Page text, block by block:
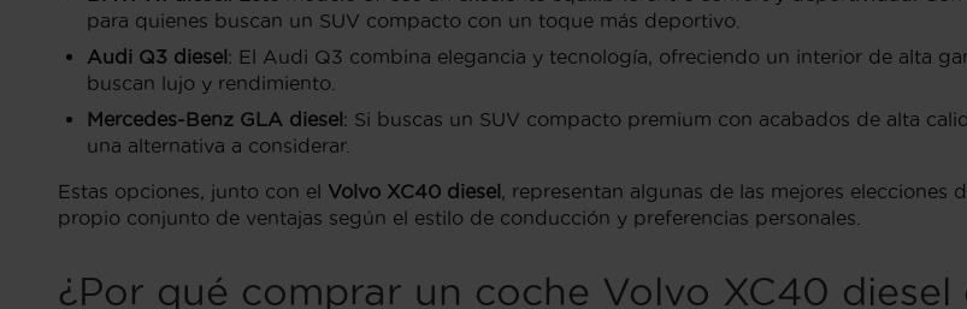
para quienes buscan un SUV compacto con un toque más deportivo.
Audi Q3 diesel: El Audi Q3 combina elegancia y tecnología, ofreciendo un interior de alta
buscan lujo y rendimiento.
Mercedes-Benz GLA diesel: Si buscas un SUV compacto premium con acabados de alta
una alternativa a considerar.
Estas opciones, junto con el Volvo XC40 diesel, representan algunas de las mejores
propio conjunto de ventajas según el estilo de conducción y preferencias personales.
¿Por qué comprar un coche Volvo XC40 diesel